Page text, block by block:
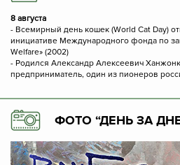
8 августа
- Всемирный день кошек (World Cat Day)
инициативе Международного фонда по
Welfare» (2002)
- Родился Александр Алексеевич
предприниматель, один из пионеров
ФОТО “ДЕНЬ ЗА